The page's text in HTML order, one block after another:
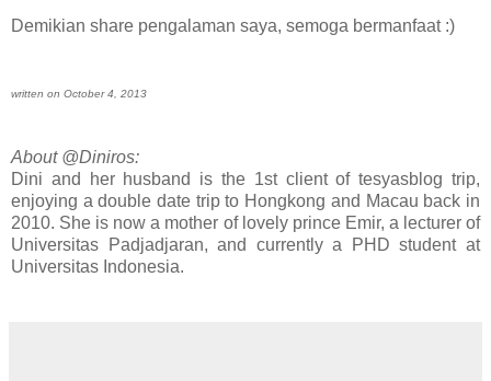
Demikian share pengalaman saya, semoga bermanfaat :)
written on October 4, 2013
About @Diniros:
Dini and her husband is the 1st client of tesyasblog trip,
enjoying a double date trip to Hongkong and Macau back in
2010. She is now a mother of lovely prince Emir, a lecturer of
Universitas Padjadjaran, and currently a PHD student at
Universitas Indonesia.